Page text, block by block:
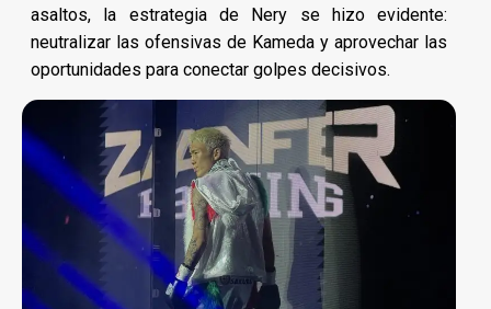
asaltos, la estrategia de Nery se hizo evidente:
neutralizar las ofensivas de Kameda y aprovechar las
oportunidades para conectar golpes decisivos.